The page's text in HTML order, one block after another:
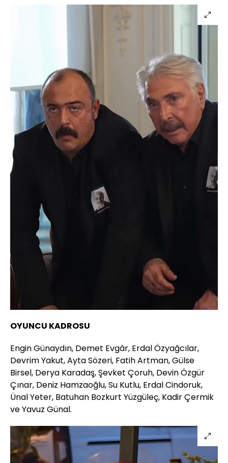
OYUNCU KADROSU
Engin Günaydın, Demet Evgâr, Erdal Özyağcılar,
Devrim Yakut, Ayta Sözeri, Fatih Artman, Gülse
Birsel, Derya Karadaş, Şevket Çoruh, Devin Özgür
Çınar, Deniz Hamzaoğlu, Su Kutlu, Erdal Cindoruk,
Ünal Yeter, Batuhan Bozkurt Yüzgüleç, Kadir Çermik
ve Yavuz Günal.